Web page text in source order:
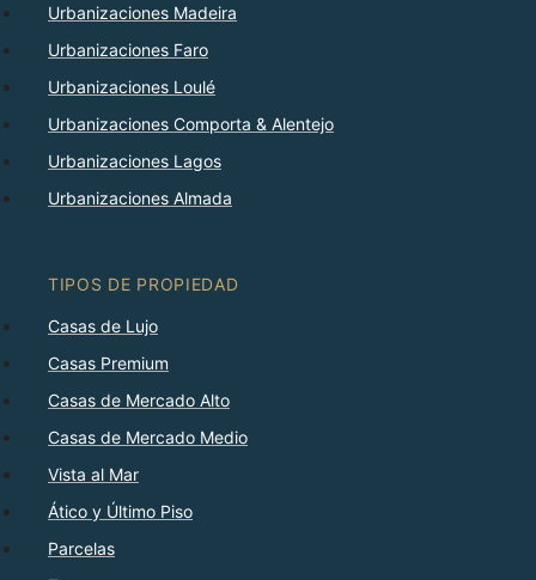
Urbanizaciones Madeira
Urbanizaciones Faro
Urbanizaciones Loulé
Urbanizaciones Comporta & Alentejo
Urbanizaciones Lagos
Urbanizaciones Almada
TIPOS DE PROPIEDAD
Casas de Lujo
Casas Premium
Casas de Mercado Alto
Casas de Mercado Medio
Vista al Mar
Ático y Último Piso
Parcelas